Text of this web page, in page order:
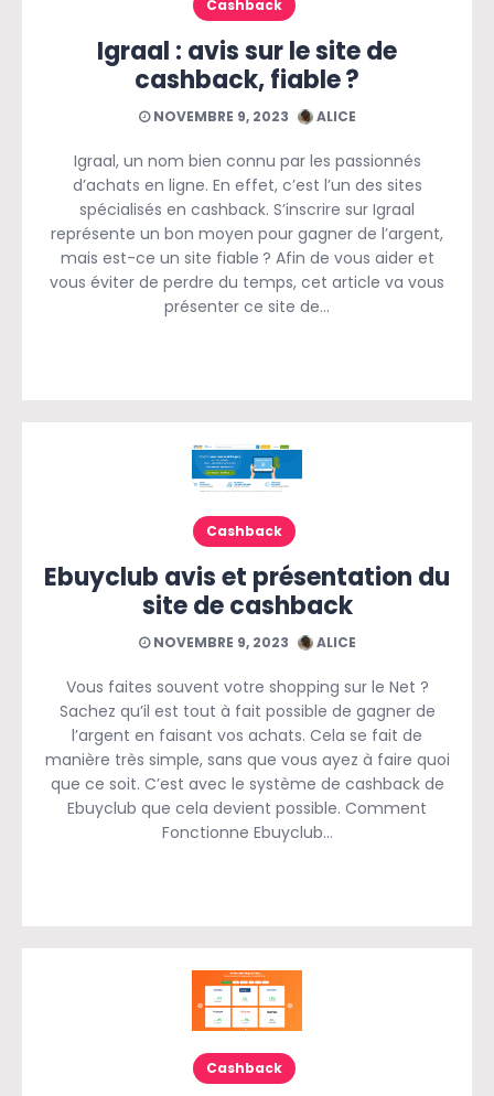
Cashback
Igraal : avis sur le site de
cashback, fiable ?
NOVEMBRE 9, 2023 ALICE
Igraal, un nom bien connu par les passionnés
d’achats en ligne. En effet, c’est l’un des sites
spécialisés en cashback. S’inscrire sur Igraal
représente un bon moyen pour gagner de l’argent,
mais est-ce un site fiable ? Afin de vous aider et
vous éviter de perdre du temps, cet article va vous
présenter ce site de…
Cashback
Ebuyclub avis et présentation du
site de cashback
NOVEMBRE 9, 2023 ALICE
Vous faites souvent votre shopping sur le Net ?
Sachez qu’il est tout à fait possible de gagner de
l’argent en faisant vos achats. Cela se fait de
manière très simple, sans que vous ayez à faire quoi
que ce soit. C’est avec le système de cashback de
Ebuyclub que cela devient possible. Comment
Fonctionne Ebuyclub…
Cashback